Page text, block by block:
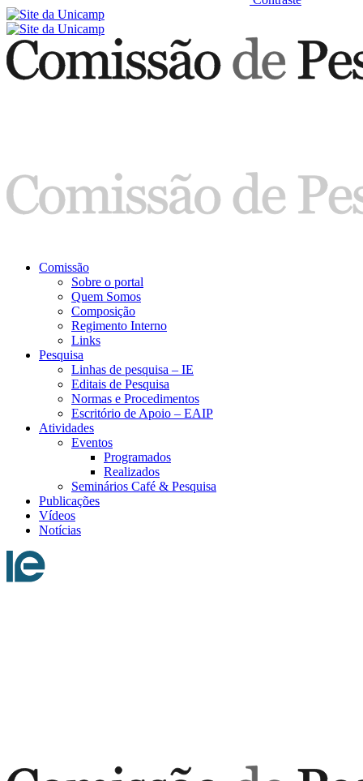
Comissão
Sobre o portal
Quem Somos
Composição
Regimento Interno
Links
Pesquisa
Linhas de pesquisa – IE
Editais de Pesquisa
Normas e Procedimentos
Escritório de Apoio – EAIP
Atividades
Eventos
Programados
Realizados
Seminários Café & Pesquisa
Publicações
Vídeos
Notícias